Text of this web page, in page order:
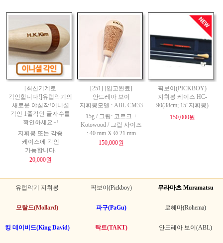
[최신기계로
각인합니다!]유럽악기의
새로운 야심작!이니셜
각인 1줄각인 글자수를
확인하세요~!
지휘봉 또는 각종
케이스에 각인
가능합니다.
20,000원
[251] [입고완료]
안드레아 보이
지휘봉모델 : ABL CM33
15g / 그립: 코르크 +
Kotowood / 그립 사이즈
: 40 mm X Ø 21 mm
150,000원
픽보이(PICKBOY)
지휘봉 케이스 HC-
90(38cm; 15"지휘봉)
150,000원
유럽악기 지휘봉 픽보이(Pickboy) 무라마츠 Muramatsu
모랄드(Mollard) 파구(PaGu) 로헤마(Rohema)
킹 데이비드(King David) 탁트(TAKT) 안드레아 보이(ABL)